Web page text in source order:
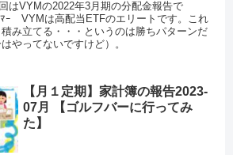
はVYMの2022年3月期の分配金報告で
ｰ VYMは高配当ETFのエリートです。これ
み立てる・・・というのは勝ちパターンだ
やってないですけど）。
【月１定期】家計簿の報告2023-
07月 【ゴルフバーに行ってみ
た】